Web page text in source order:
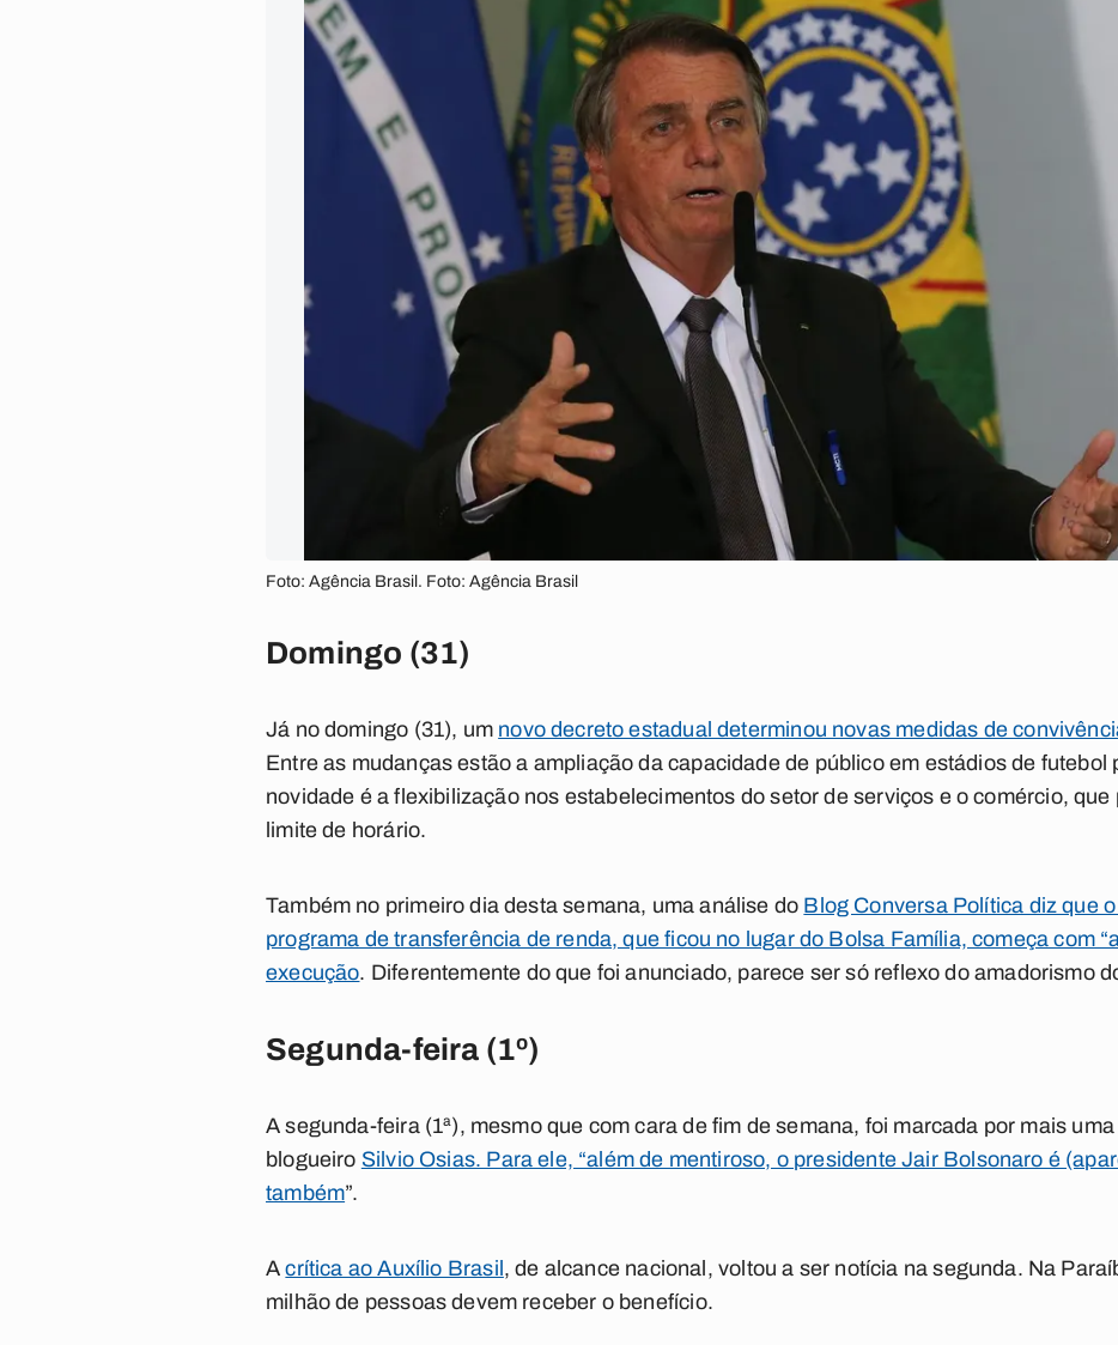
Foto: Agência Brasil. Foto: Agência Brasil
Domingo (31)
Já no domingo (31), um novo decreto estadual determinou novas medidas de
Entre as mudanças estão a ampliação da capacidade de público em estádios de futebol
novidade é a flexibilização nos estabelecimentos do setor de serviços e o comércio,
limite de horário.
Também no primeiro dia desta semana, uma análise do Blog Conversa Política diz que
programa de transferência de renda, que ficou no lugar do Bolsa Família, começa com
execução. Diferentemente do que foi anunciado, parece ser só reflexo do amadorismo
Segunda-feira (1º)
A segunda-feira (1ª), mesmo que com cara de fim de semana, foi marcada por mais
blogueiro Silvio Osias. Para ele, “além de mentiroso, o presidente Jair Bolsonaro é
também”.
Acrítica ao Auxílio Brasil , de alcance nacional, voltou a ser notícia na segunda. Na
milhão de pessoas devem receber o benefício.